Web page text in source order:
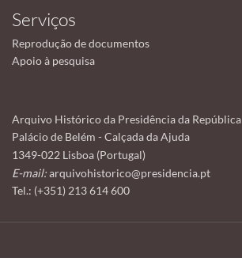
Serviços
Reprodução de documentos
Apoio à pesquisa
Arquivo Histórico da Presidência da República
Palácio de Belém - Calçada da Ajuda
1349-022 Lisboa (Portugal)
E-mail:arquivohistorico@presidencia.pt
Tel.: (+351) 213 614 600